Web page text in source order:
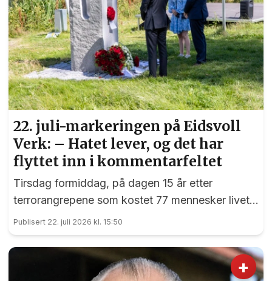
22. juli-markeringen på Eidsvoll
Verk: – Hatet lever, og det har
flyttet inn i kommentarfeltet
Tirsdag formiddag, på dagen 15 år etter
terrorangrepene som kostet 77 mennesker livet,
var det en sterk markering ved 22. juli-
monumentet på Eidsvoll Verk.
Publisert 22. juli 2026 kl. 15:50
+